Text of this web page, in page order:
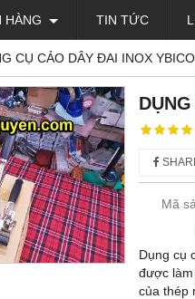
HÀNG TIN TỨC
CỤ CẢO DÂY ĐAI INOX
Mã
Dụng cụ
được
của thép